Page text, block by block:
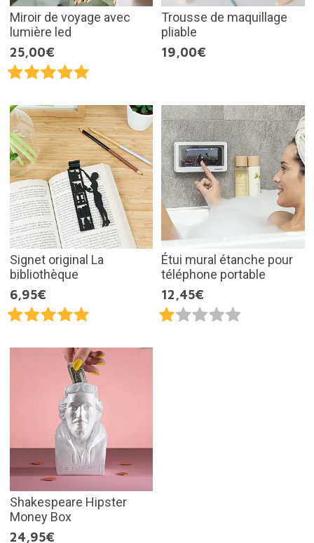
Miroir de voyage avec
lumière led
25,00€
Trousse de maquillage
pliable
19,00€
Signet original La
bibliothèque
6,95€
Étui mural étanche pour
téléphone portable
12,45€
Shakespeare Hipster
Money Box
24,95€